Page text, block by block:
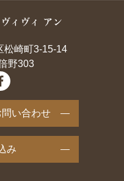
松崎町3-15-14
野303
い合わせ
み